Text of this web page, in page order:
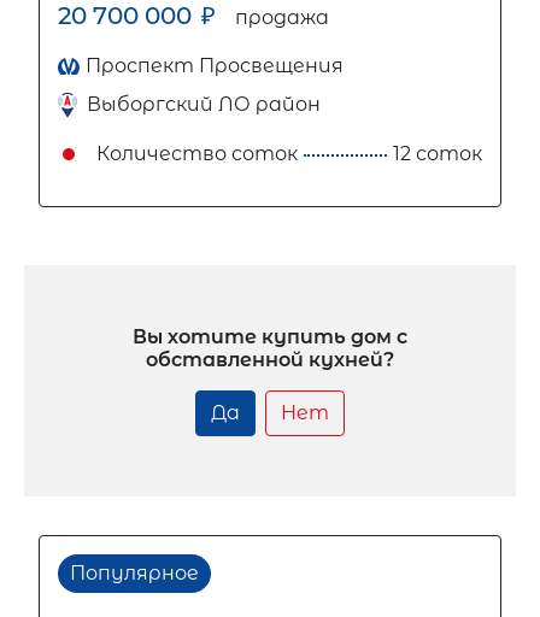
20 700 000 ₽ продажа
Проспект Просвещения
Выборгский ЛО район
Количество соток 12 соток
Вы хотите купить дом с
обставленной кухней?
Да Нет
Популярное